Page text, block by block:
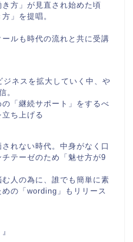
方」が見直され始めた頃
」を提唱。
ルも時代の流れと共に受講
ネスを拡大していく中、や
。
「継続サポート」をするべ
ち上げる
れない時代。中身がなく口
テーゼのため「魅せ方が9
人の為に、誰でも簡単に素
の「wording」もリリース
』